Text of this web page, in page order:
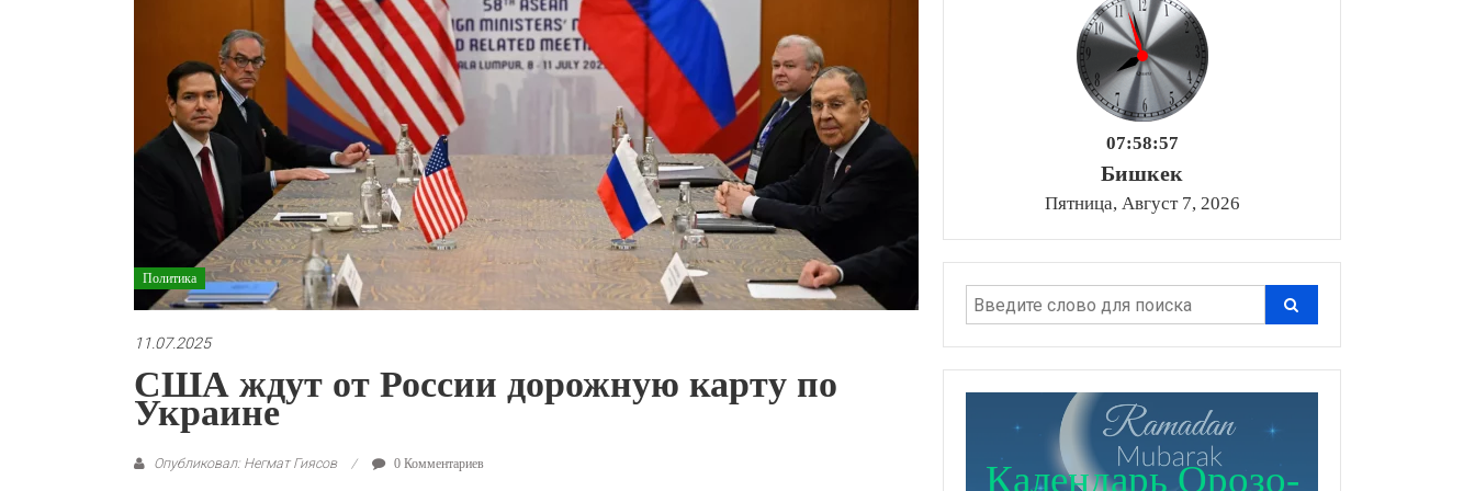
Политика
11.07.2025
США ждут от России дорожную карту по
Украине
Опубликовал: Негмат Гиясов 0 Комментариев
07:58:58
Бишкек
Пятница, Август 7, 2026
Календарь Орозо-